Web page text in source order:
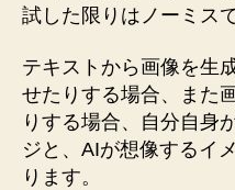
試した限りはノーミス
テキストから画像を生
せたりする場合、また
りする場合、自分自身
ジと、AIが想像するイ
ります。